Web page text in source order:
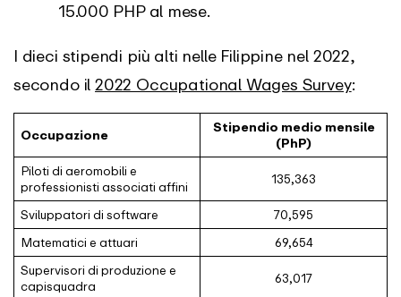
15.000 PHP al mese.
I dieci stipendi più alti nelle Filippine nel 2022,
secondo il2022 Occupational Wages Survey:
Occupazione
Stipendio medio mensile
(PhP)
Piloti di aeromobili e
professionisti associati affini
135,363
Sviluppatori di software
70,595
Matematici e attuari
69,654
Supervisori di produzione e
capisquadra
63,017